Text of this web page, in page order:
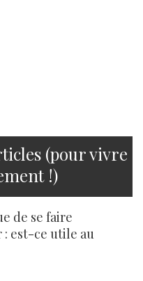
(pour vivre
!)
de se faire
est-ce utile au